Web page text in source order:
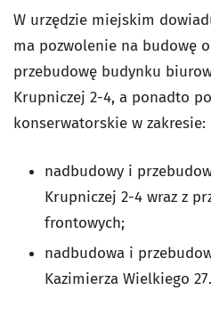
W urzędzie miejskim
ma pozwolenie na budowę
przebudowę budynku
Krupniczej 2-4, a ponadto
konserwatorskie w zakresie:
nadbudowy i
Krupniczej 2-4 wraz z
frontowych;
nadbudowa i
Kazimierza Wielkiego 27.